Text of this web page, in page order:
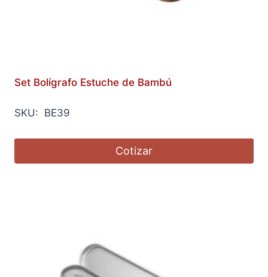
Set Bolígrafo Estuche de Bambú
SKU: BE39
Cotizar